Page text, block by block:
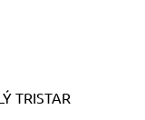
TRISTAR